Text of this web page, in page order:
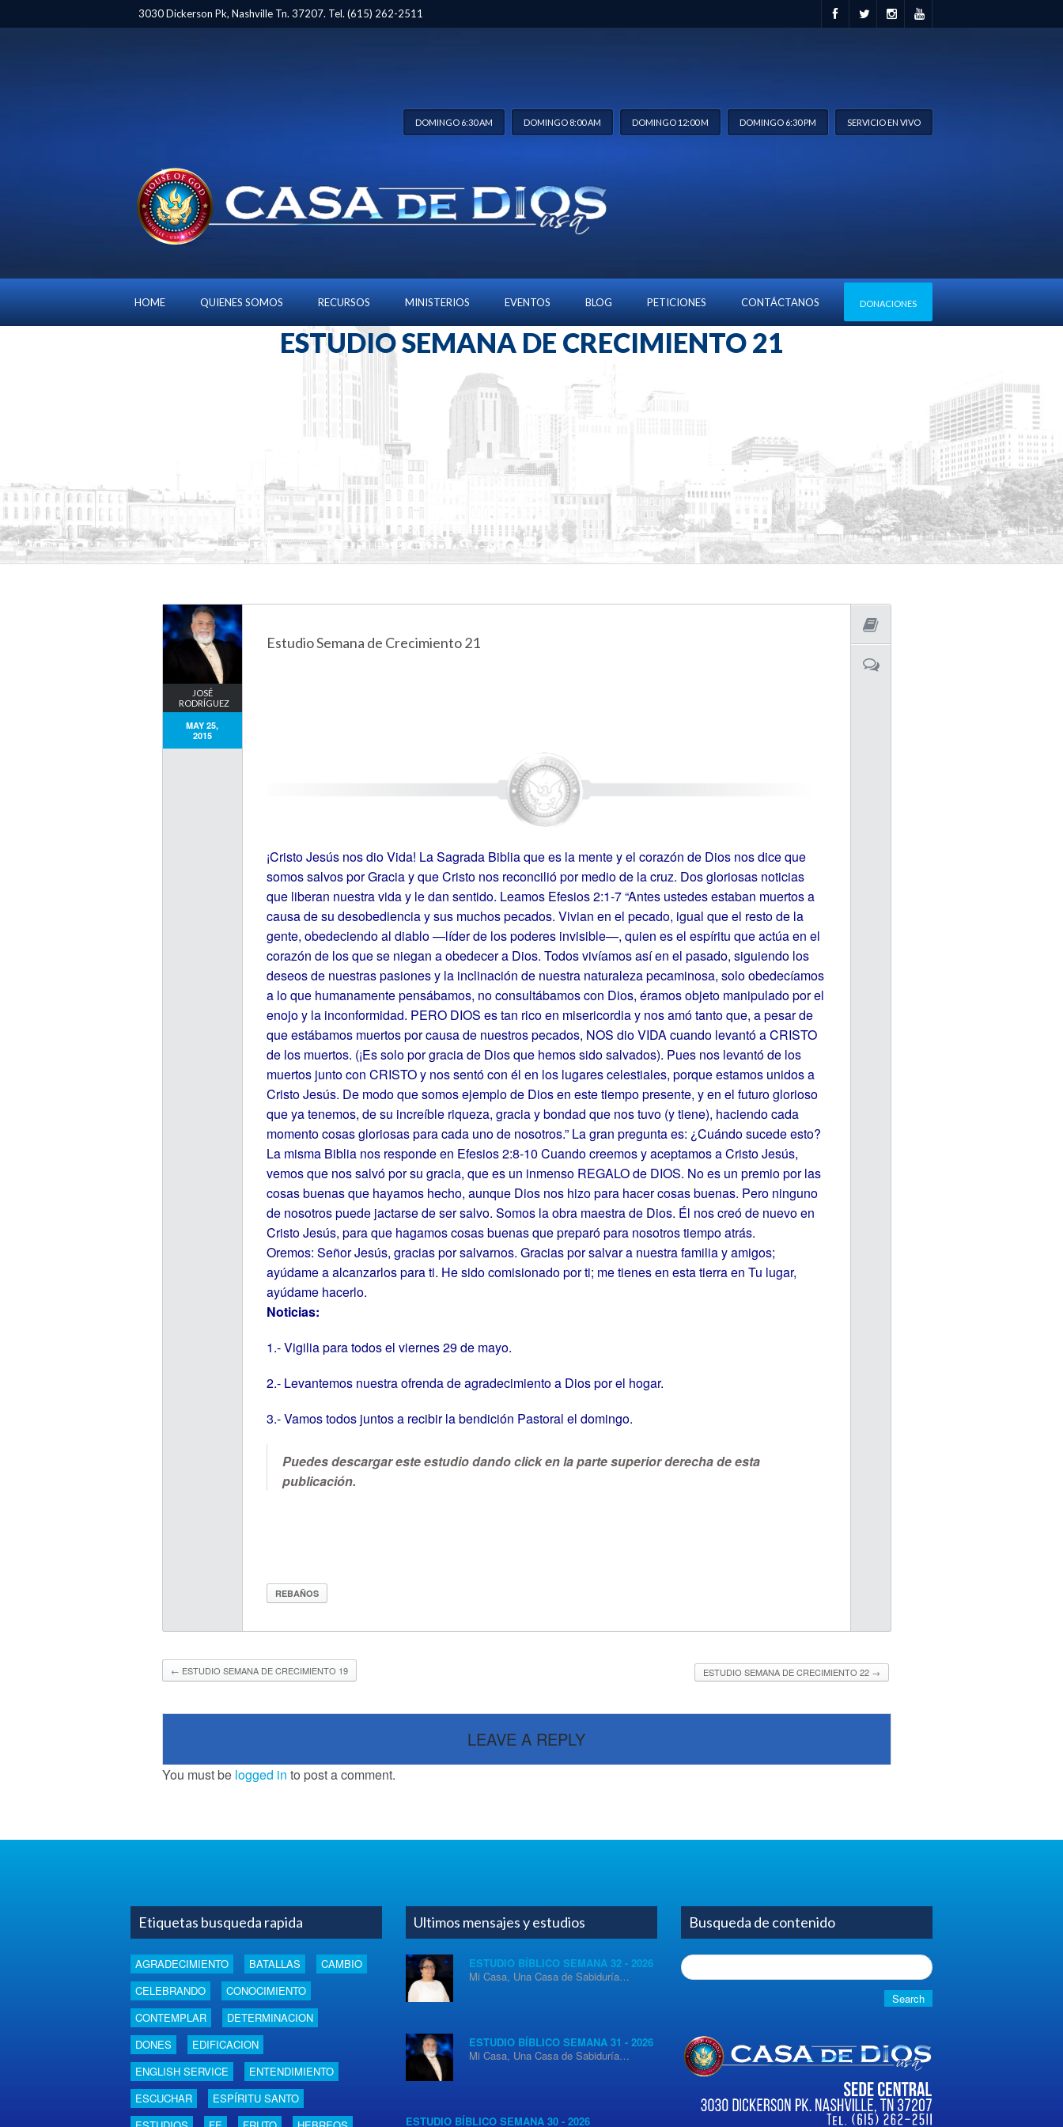
3030 Dickerson Pk, Nashville Tn. 37207. Tel. (615) 262-2511
DOMINGO 6:30 AM DOMINGO 8:00 AM DOMINGO 12:00 M DOMINGO 6:30 PM SERVICIO EN VIVO
DONACIONES
HOME QUIENES SOMOS RECURSOS MINISTERIOS EVENTOS BLOG PETICIONES CONTÁCTANOS
ESTUDIO SEMANA DE CRECIMIENTO 21
JOSÉ
RODRÍGUEZ
MAY 25,
2015
Estudio Semana de Crecimiento 21
¡Cristo Jesús nos dio Vida! La Sagrada Biblia que es la mente y el corazón de Dios nos dice que
somos salvos por Gracia y que Cristo nos reconcilió por medio de la cruz. Dos gloriosas noticias
que liberan nuestra vida y le dan sentido. Leamos Efesios 2:1-7 “Antes ustedes estaban muertos a
causa de su desobediencia y sus muchos pecados. Vivian en el pecado, igual que el resto de la
gente, obedeciendo al diablo —líder de los poderes invisible—, quien es el espíritu que actúa en el
corazón de los que se niegan a obedecer a Dios. Todos vivíamos así en el pasado, siguiendo los
deseos de nuestras pasiones y la inclinación de nuestra naturaleza pecaminosa, solo obedecíamos
a lo que humanamente pensábamos, no consultábamos con Dios, éramos objeto manipulado por el
enojo y la inconformidad. PERO DIOS es tan rico en misericordia y nos amó tanto que, a pesar de
que estábamos muertos por causa de nuestros pecados, NOS dio VIDA cuando levantó a CRISTO
de los muertos. (¡Es solo por gracia de Dios que hemos sido salvados). Pues nos levantó de los
muertos junto con CRISTO y nos sentó con él en los lugares celestiales, porque estamos unidos a
Cristo Jesús. De modo que somos ejemplo de Dios en este tiempo presente, y en el futuro glorioso
que ya tenemos, de su increíble riqueza, gracia y bondad que nos tuvo (y tiene), haciendo cada
momento cosas gloriosas para cada uno de nosotros.” La gran pregunta es: ¿Cuándo sucede esto?
La misma Biblia nos responde en Efesios 2:8-10 Cuando creemos y aceptamos a Cristo Jesús,
vemos que nos salvó por su gracia, que es un inmenso REGALO de DIOS. No es un premio por las
cosas buenas que hayamos hecho, aunque Dios nos hizo para hacer cosas buenas. Pero ninguno
de nosotros puede jactarse de ser salvo. Somos la obra maestra de Dios. Él nos creó de nuevo en
Cristo Jesús, para que hagamos cosas buenas que preparó para nosotros tiempo atrás.
Oremos: Señor Jesús, gracias por salvarnos. Gracias por salvar a nuestra familia y amigos;
ayúdame a alcanzarlos para ti. He sido comisionado por ti; me tienes en esta tierra en Tu lugar,
ayúdame hacerlo.
Noticias:
1.- Vigilia para todos el viernes 29 de mayo.
2.- Levantemos nuestra ofrenda de agradecimiento a Dios por el hogar.
3.- Vamos todos juntos a recibir la bendición Pastoral el domingo.
Puedes descargar este estudio dando click en la parte superior derecha de esta
publicación.
REBAÑOS
← ESTUDIO SEMANA DE CRECIMIENTO 19 ESTUDIO SEMANA DE CRECIMIENTO 22 →
LEAVE A REPLY
You must be logged in to post a comment.
Etiquetas busqueda rapida
AGRADECIMIENTO BATALLAS
CAMBIO
CELEBRANDO
CONOCIMIENTO
CONTEMPLAR
DETERMINACION
DONES
EDIFICACION
ENGLISH SERVICE
ENTENDIMIENTO
ESCUCHAR
ESPÍRITU SANTO
Ultimos mensajes y estudios
ESTUDIO BÍBLICO SEMANA 32 - 2026
Mi Casa, Una Casa de Sabiduría…
ESTUDIO BÍBLICO SEMANA 31 - 2026
Mi Casa, Una Casa de Sabiduría…
ESTUDIO BÍBLICO SEMANA 30 - 2026
Busqueda de contenido
Search
for: